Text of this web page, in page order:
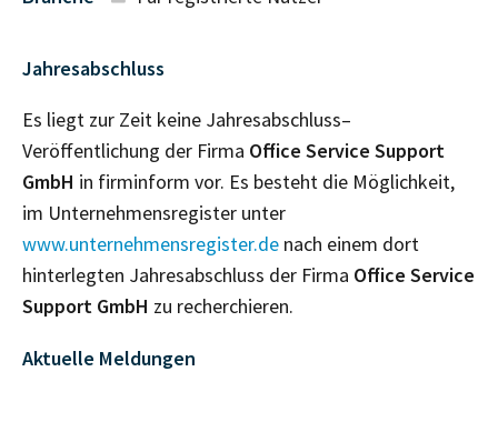
Jahresabschluss
Es liegt zur Zeit keine Jahresabschluss–
Veröffentlichung der Firma Office Service Support
GmbH in firminform vor. Es besteht die Möglichkeit,
im Unternehmensregister unter
www.unternehmensregister.de nach einem dort
hinterlegten Jahresabschluss der Firma Office Service
Support GmbH zu recherchieren.
Aktuelle Meldungen